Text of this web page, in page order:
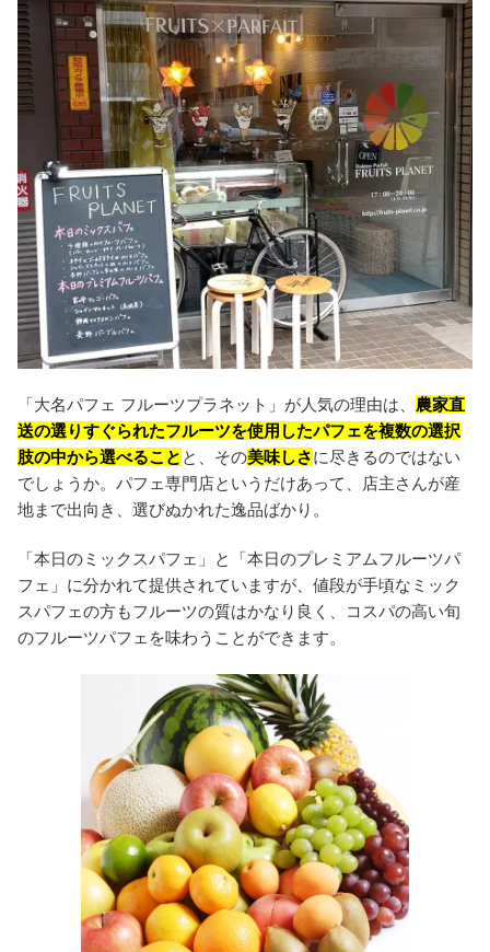
「大名パフェ フルーツプラネット」が人気の理由は、 農家直
送の選りすぐられたフルーツを使用したパフェを複数の選択
肢の中から選べること と、その美味しさに尽きるのではない
でしょうか。パフェ専門店というだけあって、店主さんが産
地まで出向き、選びぬかれた逸品ばかり。
「本日のミックスパフェ」と「本日のプレミアムフルーツパ
フェ」に分かれて提供されていますが、値段が手頃なミック
スパフェの方もフルーツの質はかなり良く、コスパの高い旬
のフルーツパフェを味わうことができます。